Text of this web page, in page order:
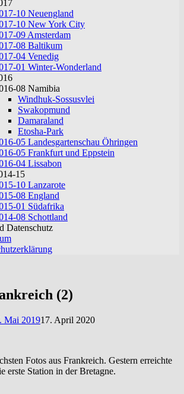
10 Neuengland
10 New York City
09 Amsterdam
08 Baltikum
04 Venedig
01 Winter-Wonderland
08 Namibia
Windhuk-Sossusvlei
Swakopmund
Damaraland
Etosha-Park
05 Landesgartenschau Öhringen
05 Frankfurt und Eppstein
04 Lissabon
15
10 Lanzarote
08 England
01 Südafrika
08 Schottland
Datenschutz
(2)
Mai 201917. April 2020
Fotos aus Frankreich. Gestern erreichte
erste Station in der Bretagne.